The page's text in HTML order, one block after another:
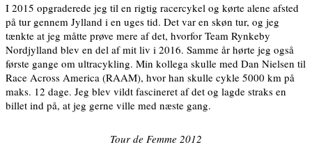
I 2015 opgraderede jeg til en rigtig racercykel og kørte alene afsted
på tur gennem Jylland i en uges tid. Det var en skøn tur, og jeg
tænkte at jeg måtte prøve mere af det, hvorfor Team Rynkeby
Nordjylland blev en del af mit liv i 2016. Samme år hørte jeg også
første gange om ultracykling. Min kollega skulle med Dan Nielsen til
Race Across America (RAAM), hvor han skulle cykle 5000 km på
maks. 12 dage. Jeg blev vildt fascineret af det og lagde straks en
billet ind på, at jeg gerne ville med næste gang.
Tour de Femme 2012